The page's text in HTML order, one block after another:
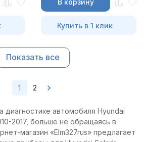
В корзину
Купить в 1 клик
Показать все
1 2
диагностике автомобиля Hyundai
2017, больше не обращаясь в
магазин «Elm327rus» предлагает